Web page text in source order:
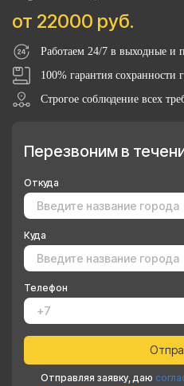
от 22000 руб.
Работаем 24/7 в выходные и
100% гарантия сохранности
Строгое соблюдение всех
Перезвоним в
Откуда
Куда
Телефон
Отправляя заявку, даю